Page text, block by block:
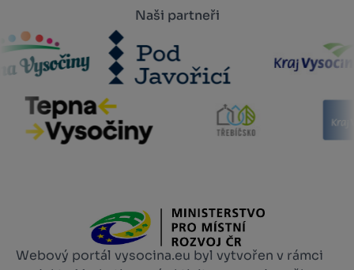
Naši partneři
Webový portál vysocina.eu byl vytvořen v rámci